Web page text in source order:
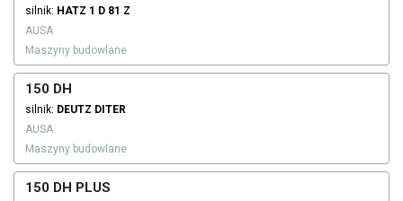
silnik: HATZ 1 D 81 Z
AUSA
Maszyny budowlane
150 DH
silnik: DEUTZ DITER
AUSA
Maszyny budowlane
150 DH PLUS